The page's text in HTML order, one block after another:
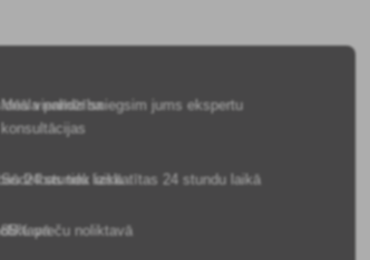
Mēs vienmēr sniegsim jums ekspertu
konsultācijas
Sūdzības tiek izskatītas 24 stundu laikā
85% preču noliktavā